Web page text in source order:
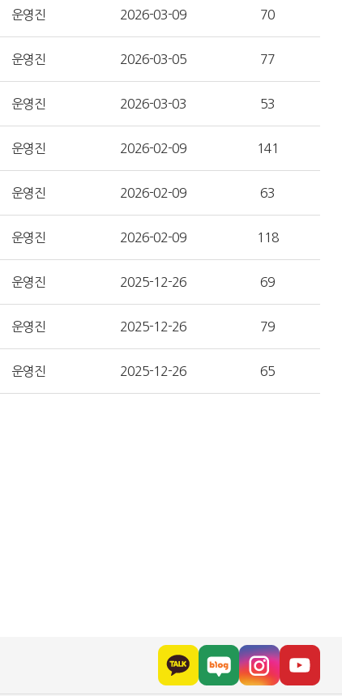
운영진 2026-03-09 70
운영진 2026-03-05 77
운영진 2026-03-03 53
운영진 2026-02-09 141
운영진 2026-02-09 63
운영진 2026-02-09 118
운영진 2025-12-26 69
운영진 2025-12-26 79
운영진 2025-12-26 65